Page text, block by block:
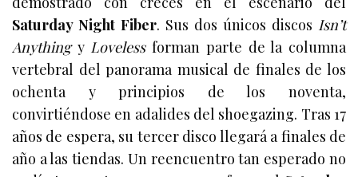
Saturday Night Fiber. Sus dos únicos discos Isn’t
Anythingy Lovelessforman parte de la columna
vertebral del panorama musical de finales de los
ochenta y principios de los noventa,
convirtiéndose en adalides del shoegazing. Tras 17
años de espera, su tercer disco llegará a finales de
año a las tiendas. Un reencuentro tan esperado no